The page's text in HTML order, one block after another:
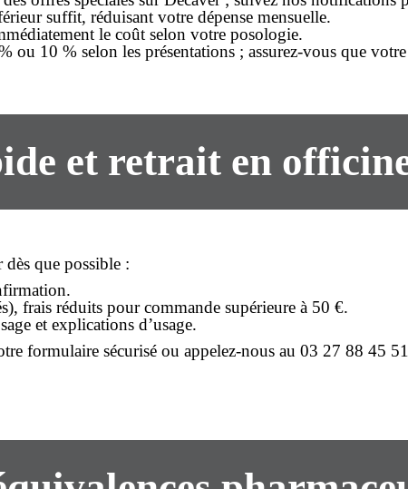
suffit, réduisant votre dépense mensuelle.
le coût selon votre posologie.
ou 10 % selon les présentations ; assurez-vous que
et retrait en
que possible :
frais réduits pour commande supérieure à 50 €.
et explications d’usage.
formulaire sécurisé ou appelez-nous au 03 27 88 45 51